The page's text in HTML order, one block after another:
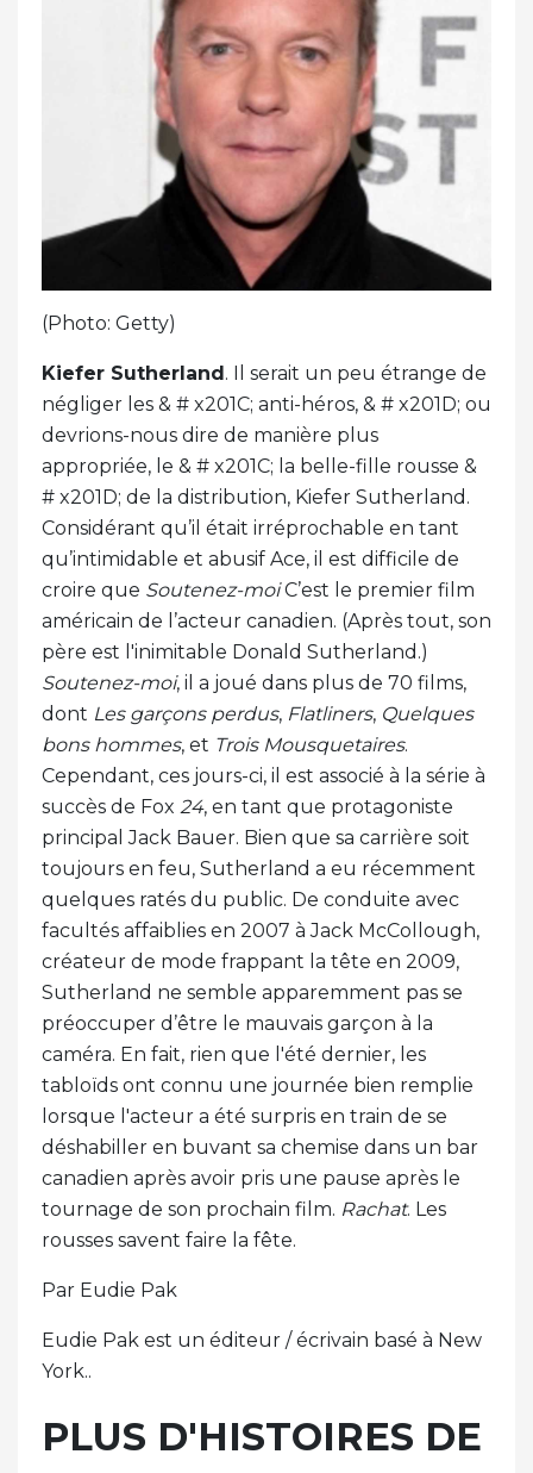
(Photo: Getty)
Kiefer Sutherland. Il serait un peu étrange de
négliger les & # x201C; anti-héros, & # x201D; ou
devrions-nous dire de manière plus
appropriée, le & # x201C; la belle-fille rousse &
# x201D; de la distribution, Kiefer Sutherland.
Considérant qu’il était irréprochable en tant
qu’intimidable et abusif Ace, il est difficile de
croire que Soutenez-moiC’est le premier film
américain de l’acteur canadien. (Après tout, son
père est l'inimitable Donald Sutherland.)
Soutenez-moi, il a joué dans plus de 70 films,
dont Les garçons perdus, Flatliners, Quelques
bons hommes, et Trois Mousquetaires.
Cependant, ces jours-ci, il est associé à la série à
succès de Fox 24, en tant que protagoniste
principal Jack Bauer. Bien que sa carrière soit
toujours en feu, Sutherland a eu récemment
quelques ratés du public. De conduite avec
facultés affaiblies en 2007 à Jack McCollough,
créateur de mode frappant la tête en 2009,
Sutherland ne semble apparemment pas se
préoccuper d’être le mauvais garçon à la
caméra. En fait, rien que l'été dernier, les
tabloïds ont connu une journée bien remplie
lorsque l'acteur a été surpris en train de se
déshabiller en buvant sa chemise dans un bar
canadien après avoir pris une pause après le
tournage de son prochain film. Rachat. Les
rousses savent faire la fête.
Par Eudie Pak
Eudie Pak est un éditeur / écrivain basé à New
York..
PLUS D'HISTOIRES DE